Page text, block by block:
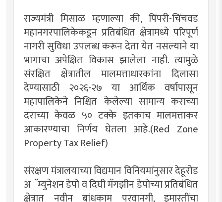
राज्यमंत्री मिसाळ म्हणाल्या की, पिंपरी-चिंचवड
महानगरपालिकेकडून प्रतिबंधित क्षेत्रामध्ये परिपूर्ण
नागरी सुविधा उपलब्ध करून देता येत नसल्याने या
भागाचा अपेक्षित विकास झालेला नाही. त्यामुळे
संरक्षित क्षेत्रातील मालमत्ताधारकांना दिलासा
देण्यासाठी २०२६-२७ या आर्थिक वर्षापासून
महापालिकेने निश्चित केलेल्या सामान्य कराच्या
दराच्या केवळ ५० टक्के इतकाच मालमत्ताकर
आकारण्याचा निर्णय घेतला आहे.(Red Zone
Property Tax Relief)
संरक्षण मंत्रालयाच्या विद्यमान विनियमांनुसार देहूरोड
अॅम्युनेशन डेपो व दिघी मॅगझीन डेपोच्या प्रतिबंधित
क्षेत्रात नवीन बांधकाम परवानगी, इमारतींचा